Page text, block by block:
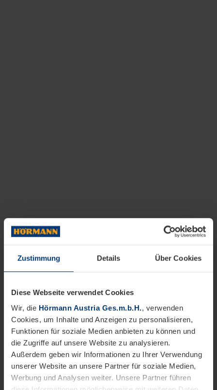
Zustimmung Details Über Cookies
Diese Webseite verwendet Cookies
Wir, die Hörmann Austria Ges.m.b.H., verwenden
Cookies, um Inhalte und Anzeigen zu personalisieren,
Funktionen für soziale Medien anbieten zu können und
die Zugriffe auf unsere Website zu analysieren.
Außerdem geben wir Informationen zu Ihrer Verwendung
unserer Website an unsere Partner für soziale Medien,
Werbung und Analysen weiter. Unsere Partner führen